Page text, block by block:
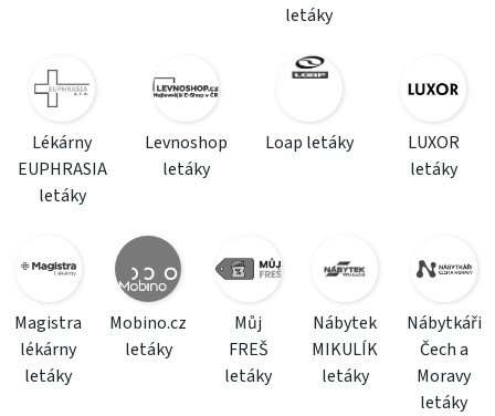
letáky
Lékárny
EUPHRASIA
letáky
Levnoshop
letáky
Loap letáky
LUXOR
letáky
Magistra
lékárny
letáky
Mobino.cz
letáky
Můj
FREŠ
letáky
Nábytek
MIKULÍK
letáky
Nábytkáři
Čech a
Moravy
letáky